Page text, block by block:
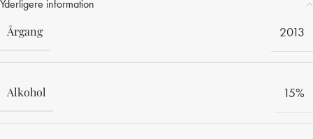
Yderligere information
Årgang
2013
Alkohol 15%